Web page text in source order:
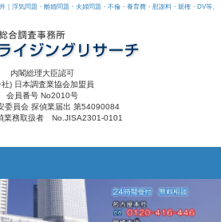
｜浮気問題・離婚問題・夫婦問題・不倫・養育費・慰謝料・親権・DV等、
内閣総理大臣認可
社) 日本調査業協会加盟員
会員番号 No2010号
委員会 探偵業届出 第54090084
取扱者 No.JISA2301-0101